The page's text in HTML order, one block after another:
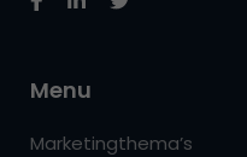
Menu
Marketingthema’s